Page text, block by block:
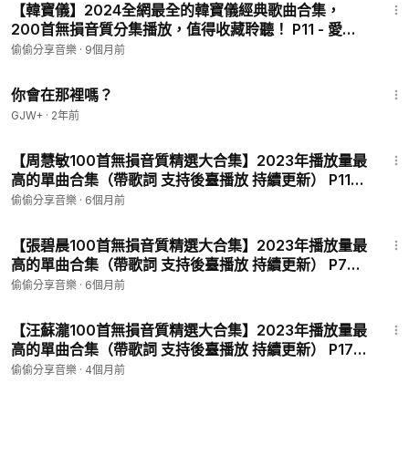
【韓寶儀】2024全網最全的韓寶儀經典歌曲合集，
200首無損音質分集播放，值得收藏聆聽！ P11 - 愛你
一萬年
偷偷分享音樂 · 9個月前
你會在那裡嗎？
GJW+ · 2年前
【周慧敏100首無損音質精選大合集】2023年播放量最
高的單曲合集（帶歌詞 支持後臺播放 持續更新） P116
- 自作多情
偷偷分享音樂 · 6個月前
【張碧晨100首無損音質精選大合集】2023年播放量最
高的單曲合集（帶歌詞 支持後臺播放 持續更新） P79 -
如故
偷偷分享音樂 · 6個月前
【汪蘇瀧100首無損音質精選大合集】2023年播放量最
高的單曲合集（帶歌詞 支持後臺播放 持續更新） P173
- 一夢浮生
偷偷分享音樂 · 4個月前